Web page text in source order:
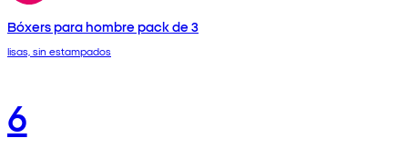
Bóxers para hombre pack de 3
lisas, sin estampados
6